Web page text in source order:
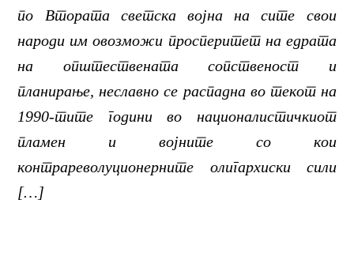
по Втората светска војна на сите свои
народи им овозможи просперитет на едрата
на општествената сопственост и
планирање, неславно се распадна во текот на
1990-тите години во националистичкиот
пламен и војните со кои
контрареволуционерните олигархиски сили
[…]